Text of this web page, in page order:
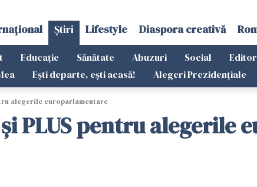
Știri Lifestyle Diaspora creativă
Educație Sănătate Abuzuri Social
Ești departe, ești acasă! Alegeri Prezidențiale
alegerile europarlamentare
PLUS pentru alegerile